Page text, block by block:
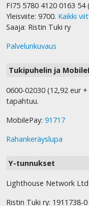
FI75 5780 4120 0163 54
Yleisviite: 9700. Kaikki
Saaja: Ristin Tuki ry
Palvelunkuvaus
Tukipuhelin ja
0600-02030 (12,92 eur
tapahtuu.
MobilePay: 91717
Rahankeräyslupa
Y-tunnukset
Lighthouse Network Ltd
Ristin Tuki ry: 1911738-0